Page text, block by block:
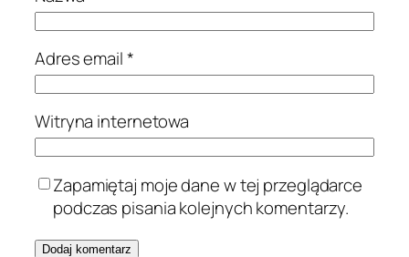
Adres email*
Witryna internetowa
Zapamiętaj moje dane w tej przeglądarce
podczas pisania kolejnych komentarzy.